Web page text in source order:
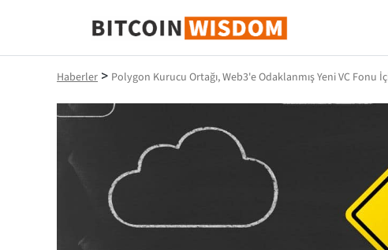
Bitcoin Bilgeliği
Haberler > Polygon Kurucu Ortağı, Web3'e Odaklanmış Yeni VC Fonu